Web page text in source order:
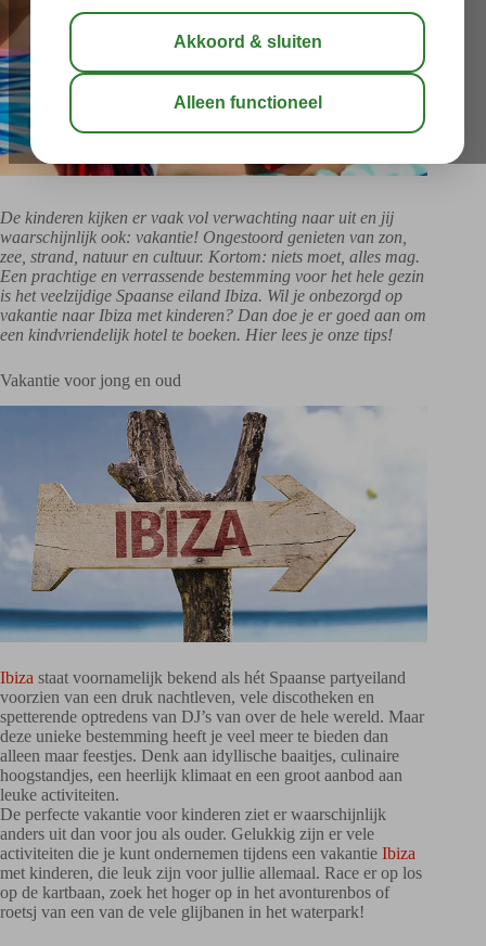
De kinderen kijken er vaak vol verwachting naar uit en jij
waarschijnlijk ook: vakantie! Ongestoord genieten van zon,
zee, strand, natuur en cultuur. Kortom: niets moet, alles mag.
Een prachtige en verrassende bestemming voor het hele gezin
is het veelzijdige Spaanse eiland Ibiza. Wil je onbezorgd op
vakantie naar Ibiza met kinderen? Dan doe je er goed aan om
een kindvriendelijk hotel te boeken. Hier lees je onze tips!
Vakantie voor jong en oud
Ibiza staat voornamelijk bekend als hét Spaanse partyeiland
voorzien van een druk nachtleven, vele discotheken en
spetterende optredens van DJ’s van over de hele wereld. Maar
deze unieke bestemming heeft je veel meer te bieden dan
alleen maar feestjes. Denk aan idyllische baaitjes, culinaire
hoogstandjes, een heerlijk klimaat en een groot aanbod aan
leuke activiteiten.
De perfecte vakantie voor kinderen ziet er waarschijnlijk
anders uit dan voor jou als ouder. Gelukkig zijn er vele
activiteiten die je kunt ondernemen tijdens een vakantie Ibiza
met kinderen, die leuk zijn voor jullie allemaal. Race er op los
op de kartbaan, zoek het hoger op in het avonturenbos of
roetsj van een van de vele glijbanen in het waterpark!